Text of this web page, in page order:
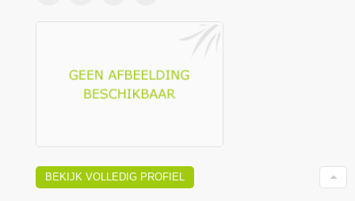
BEKIJK VOLLEDIG PROFIEL